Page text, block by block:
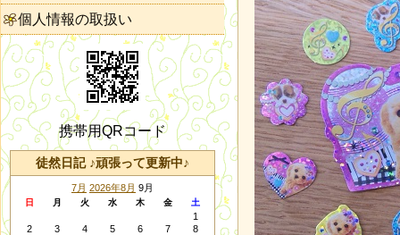
個人情報の取扱い
携帯用QRコード
徒然日記 ♪頑張って更新中♪
7月 2026年8月 9月
日 月 火 水 木 金 土
1
2
3 4 5 6 7
8